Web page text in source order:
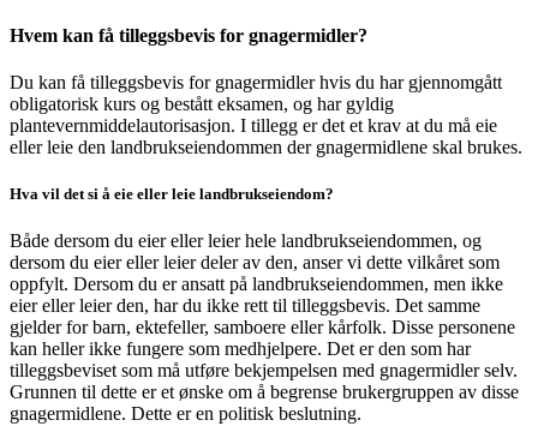
Hvem kan få tilleggsbevis for gnagermidler?
Du kan få tilleggsbevis for gnagermidler hvis du har gjennomgått
obligatorisk kurs og bestått eksamen, og har gyldig
plantevernmiddelautorisasjon. I tillegg er det et krav at du må eie
eller leie den landbrukseiendommen der gnagermidlene skal brukes.
Hva vil det si å eie eller leie landbrukseiendom?
Både dersom du eier eller leier hele landbrukseiendommen, og
dersom du eier eller leier deler av den, anser vi dette vilkåret som
oppfylt. Dersom du er ansatt på landbrukseiendommen, men ikke
eier eller leier den, har du ikke rett til tilleggsbevis. Det samme
gjelder for barn, ektefeller, samboere eller kårfolk. Disse personene
kan heller ikke fungere som medhjelpere. Det er den som har
tilleggsbeviset som må utføre bekjempelsen med gnagermidler selv.
Grunnen til dette er et ønske om å begrense brukergruppen av disse
gnagermidlene. Dette er en politisk beslutning.